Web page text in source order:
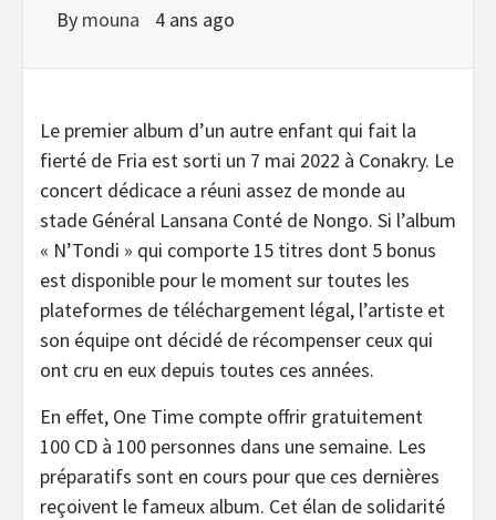
By mouna 4 ans ago
Le premier album d’un autre enfant qui fait la
fierté de Fria est sorti un 7 mai 2022 à Conakry. Le
concert dédicace a réuni assez de monde au
stade Général Lansana Conté de Nongo. Si l’album
« N’Tondi » qui comporte 15 titres dont 5 bonus
est disponible pour le moment sur toutes les
plateformes de téléchargement légal, l’artiste et
son équipe ont décidé de récompenser ceux qui
ont cru en eux depuis toutes ces années.
En effet, One Time compte offrir gratuitement
100 CD à 100 personnes dans une semaine. Les
préparatifs sont en cours pour que ces dernières
reçoivent le fameux album. Cet élan de solidarité